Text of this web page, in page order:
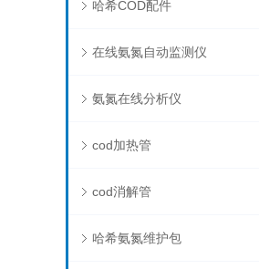
哈希COD配件
在线氨氮自动监测仪
氨氮在线分析仪
cod加热管
cod消解管
哈希氨氮维护包